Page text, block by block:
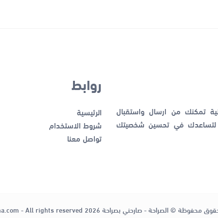
تمكنك من ارسال واستقبال
لتساعدك في تحسين شخصيتك
روابط
الرئيسية
شروط الاستخدام
تواصل معنا
محفوظة © الصراحة - صارحني بصراحة 2026 - All rights reserved